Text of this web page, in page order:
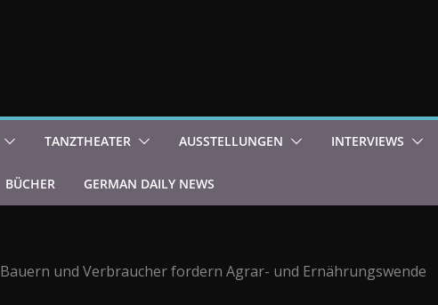
TANZTHEATER AUSSTELLUNGEN INTERVIEWS
BÜCHER GERMAN DAILY NEWS
Bauern und Verbraucher fordern Agrar- und Ernährungswende